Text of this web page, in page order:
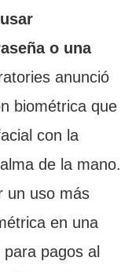
o una
anunció
biométrica que
con la
de la mano.
un uso más
en una
pagos al